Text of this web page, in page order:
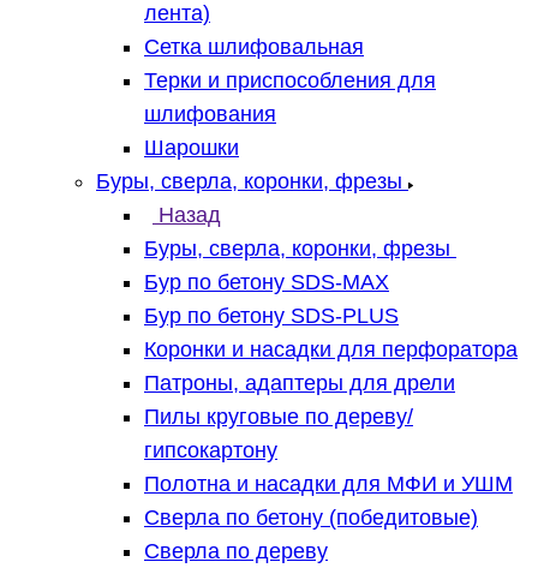
лента)
Сетка шлифовальная
Терки и приспособления для
шлифования
Шарошки
Буры, сверла, коронки, фрезы
Назад
Буры, сверла, коронки, фрезы
Бур по бетону SDS-MAX
Бур по бетону SDS-PLUS
Коронки и насадки для перфоратора
Патроны, адаптеры для дрели
Пилы круговые по дереву/
гипсокартону
Полотна и насадки для МФИ и УШМ
Сверла по бетону (победитовые)
Сверла по дереву